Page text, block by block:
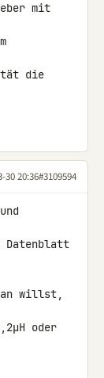
mit
die
30 20:36#3109594
Datenblatt
willst,
oder